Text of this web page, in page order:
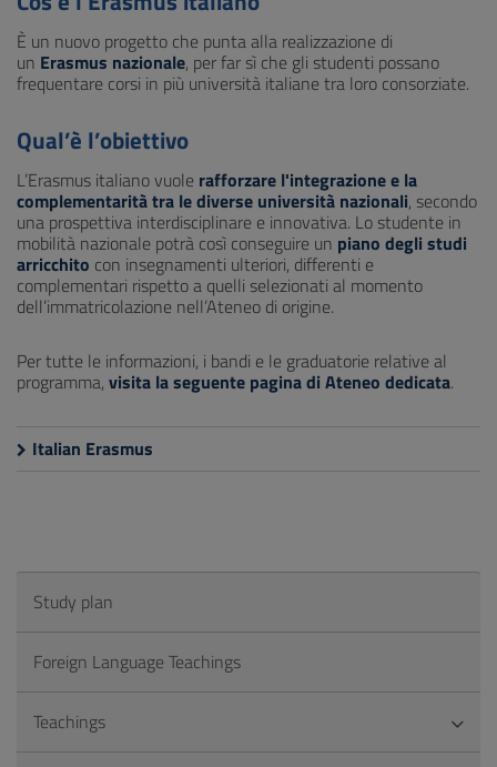
È un nuovo progetto che punta alla realizzazione di
un Erasmus nazionale, per far sì che gli studenti possano
frequentare corsi in più università italiane tra loro consorziate.
Qual’è l’obiettivo
L’Erasmus italiano vuole rafforzare l'integrazione e la
complementarità tra le diverse università nazionali, secondo
una prospettiva interdisciplinare e innovativa. Lo studente in
mobilità nazionale potrà così conseguire un piano degli studi
arricchito con insegnamenti ulteriori, differenti e
complementari rispetto a quelli selezionati al momento
dell’immatricolazione nell’Ateneo di origine.
Per tutte le informazioni, i bandi e le graduatorie relative al
programma, visita la seguente pagina di Ateneo dedicata.
Italian Erasmus
Study plan
Foreign Language Teachings
Teachings